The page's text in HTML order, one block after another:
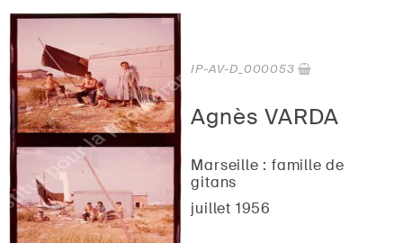
Agnès VARDA
Marseille : famille de
gitans
juillet 1956
IP-AV-D_000053